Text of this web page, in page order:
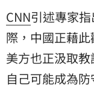
CNN引述專家
際，中國正藉
美方也正汲取
自己可能成為